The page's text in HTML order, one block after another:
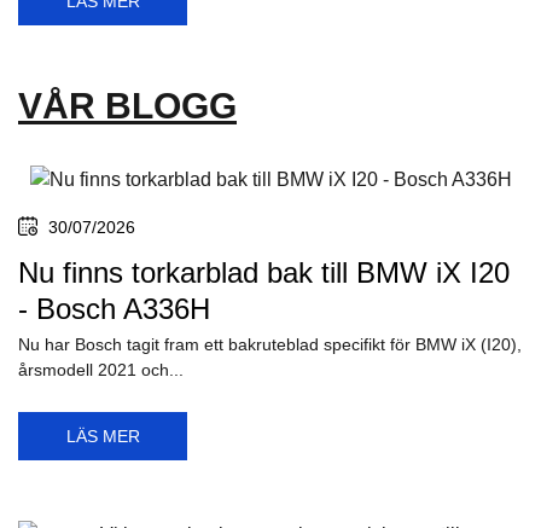
VÅR BLOGG
30/07/2026
Nu finns torkarblad bak till BMW iX I20
- Bosch A336H
Nu har Bosch tagit fram ett bakruteblad specifikt för BMW iX (I20),
årsmodell 2021 och...
LÄS MER